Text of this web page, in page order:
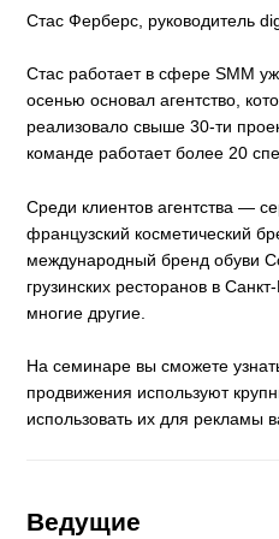
Стас Ферберс, руководитель
Стас работает в сфере SMM
осенью основал агентство,
реализовало свыше 30-ти
команде работает более 20
Среди клиентов агентства —
французский косметический
международный бренд обуви
грузинских ресторанов в
многие другие.
На семинаре вы сможете
продвижения используют
использовать их для рекламы
Ведущие